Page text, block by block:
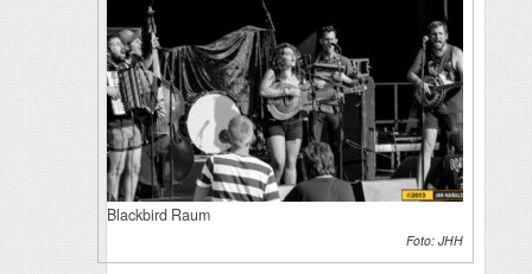
Blackbird Raum
Foto: JHH